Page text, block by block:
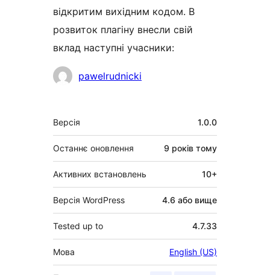
відкритим вихідним кодом. В
розвиток плагіну внесли свій
вклад наступні учасники:
Учасникиpawelrudnicki
Мета
Версія 1.0.0
Останнє оновлення 9 років тому
Активних встановлень 10+
Версія WordPress 4.6 або вище
Tested up to 4.7.33
Мова English (US)